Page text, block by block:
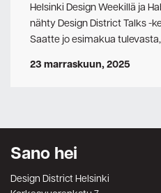
Helsinki Design Weekillä ja
nähty Design District Talks -
Saatte jo esimakua
23 marraskuun, 2025
Sano hei
Design District Helsinki